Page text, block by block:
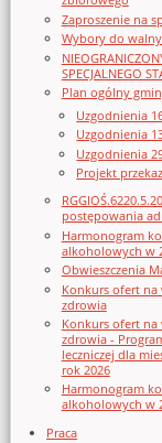
Zaproszenie na
Wybory do
SPECJALNEGO
Plan ogólny
Uzgodnienia
Uzgodnienia
Uzgodnienia
Projekt
postępowania
Harmonogram
alkoholowych w
Obwieszczenia
Konkurs ofert na
zdrowia
Konkurs ofert na
zdrowia -
leczniczej dla
rok 2026
Harmonogram
alkoholowych w
Praca